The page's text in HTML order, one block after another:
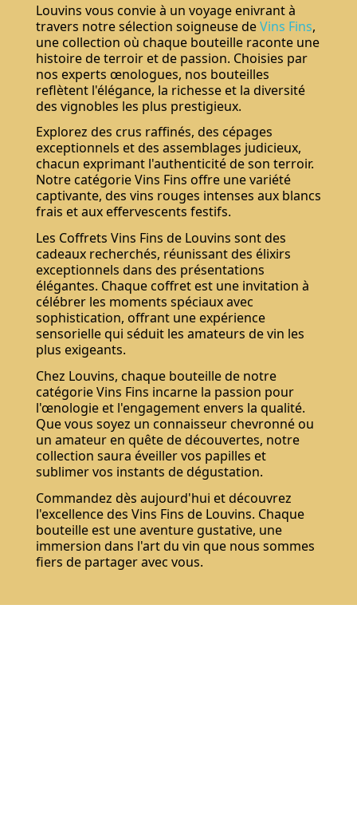
Louvins vous convie à un voyage enivrant à
travers notre sélection soigneuse deVins Fins,
une collection où chaque bouteille raconte une
histoire de terroir et de passion. Choisies par
nos experts œnologues, nos bouteilles
reflètent l'élégance, la richesse et la diversité
des vignobles les plus prestigieux.
Explorez des crus raffinés, des cépages
exceptionnels et des assemblages judicieux,
chacun exprimant l'authenticité de son terroir.
Notre catégorie Vins Fins offre une variété
captivante, des vins rouges intenses aux blancs
frais et aux effervescents festifs.
Les Coffrets Vins Fins de Louvins sont des
cadeaux recherchés, réunissant des élixirs
exceptionnels dans des présentations
élégantes. Chaque coffret est une invitation à
célébrer les moments spéciaux avec
sophistication, offrant une expérience
sensorielle qui séduit les amateurs de vin les
plus exigeants.
Chez Louvins, chaque bouteille de notre
catégorie Vins Fins incarne la passion pour
l'œnologie et l'engagement envers la qualité.
Que vous soyez un connaisseur chevronné ou
un amateur en quête de découvertes, notre
collection saura éveiller vos papilles et
sublimer vos instants de dégustation.
Commandez dès aujourd'hui et découvrez
l'excellence des Vins Fins de Louvins. Chaque
bouteille est une aventure gustative, une
immersion dans l'art du vin que nous sommes
fiers de partager avec vous.